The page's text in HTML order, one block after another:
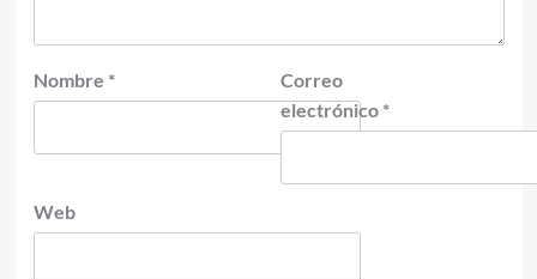
Nombre *
Correo
electrónico *
Web